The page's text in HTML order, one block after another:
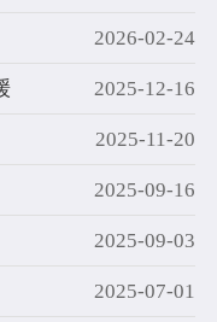
2026-02-24
2025-12-16
2025-11-20
2025-09-16
2025-09-03
2025-07-01